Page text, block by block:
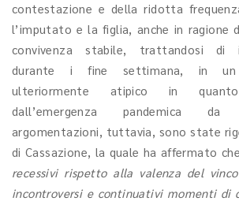
contestazione e della ridotta
l’imputato e la figlia, anche in ragione
convivenza stabile, trattandosi di
durante i fine settimana, in
ulteriormente atipico in
dall’emergenza pandemica
argomentazioni, tuttavia, sono state
di Cassazione, la quale ha affermato
recessivi rispetto alla valenza del
incontroversi e continuativi momenti di